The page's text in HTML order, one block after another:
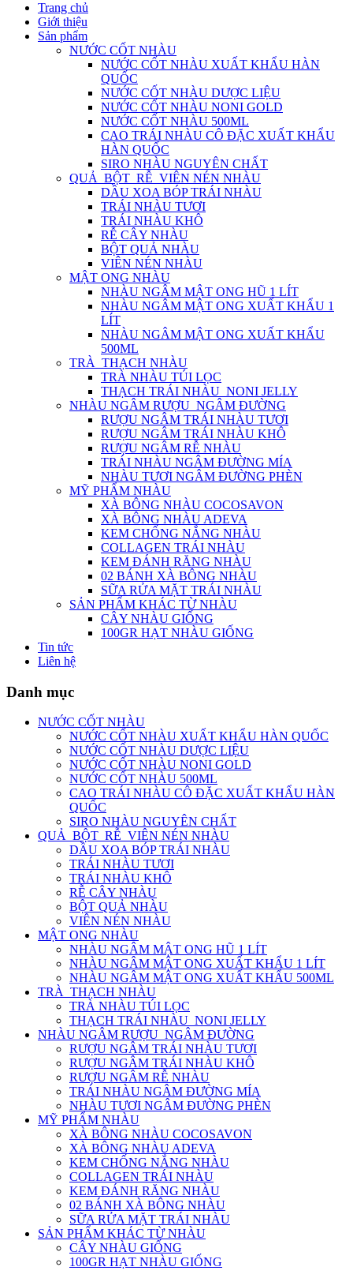
Trang chủ
Giới thiệu
Sản phẩm
NƯỚC CỐT NHÀU
NƯỚC CỐT NHÀU XUẤT KHẨU HÀN
QUỐC
NƯỚC CỐT NHÀU DƯỢC LIỆU
NƯỚC CỐT NHÀU NONI GOLD
NƯỚC CỐT NHÀU 500ML
CAO TRÁI NHÀU CÔ ĐẶC XUẤT KHẨU
HÀN QUỐC
SIRO NHÀU NGUYÊN CHẤT
QUẢ_BỘT_RỄ_VIÊN NÉN NHÀU
DẦU XOA BÓP TRÁI NHÀU
TRÁI NHÀU TƯƠI
TRÁI NHÀU KHÔ
RỄ CÂY NHÀU
BỘT QUẢ NHÀU
VIÊN NÉN NHÀU
MẬT ONG NHÀU
NHÀU NGÂM MẬT ONG HŨ 1 LÍT
NHÀU NGÂM MẬT ONG XUẤT KHẨU 1
LÍT
NHÀU NGÂM MẬT ONG XUẤT KHẨU
500ML
TRÀ_THẠCH NHÀU
TRÀ NHÀU TÚI LỌC
THẠCH TRÁI NHÀU_NONI JELLY
NHÀU NGÂM RƯỢU_NGÂM ĐƯỜNG
RƯỢU NGÂM TRÁI NHÀU TƯƠI
RƯỢU NGÂM TRÁI NHÀU KHÔ
RƯỢU NGÂM RỄ NHÀU
TRÁI NHÀU NGÂM ĐƯỜNG MÍA
NHÀU TƯƠI NGÂM ĐƯỜNG PHÈN
MỸ PHẨM NHÀU
XÀ BÔNG NHÀU COCOSAVON
XÀ BÔNG NHÀU ADEVA
KEM CHỐNG NẮNG NHÀU
COLLAGEN TRÁI NHÀU
KEM ĐÁNH RĂNG NHÀU
02 BÁNH XÀ BÔNG NHÀU
SỮA RỬA MẶT TRÁI NHÀU
SẢN PHẨM KHÁC TỪ NHÀU
CÂY NHÀU GIỐNG
100GR HẠT NHÀU GIỐNG
Tin tức
Liên hệ
Danh mục
NƯỚC CỐT NHÀU
NƯỚC CỐT NHÀU XUẤT KHẨU HÀN QUỐC
NƯỚC CỐT NHÀU DƯỢC LIỆU
NƯỚC CỐT NHÀU NONI GOLD
NƯỚC CỐT NHÀU 500ML
CAO TRÁI NHÀU CÔ ĐẶC XUẤT KHẨU HÀN
QUỐC
SIRO NHÀU NGUYÊN CHẤT
QUẢ_BỘT_RỄ_VIÊN NÉN NHÀU
DẦU XOA BÓP TRÁI NHÀU
TRÁI NHÀU TƯƠI
TRÁI NHÀU KHÔ
RỄ CÂY NHÀU
BỘT QUẢ NHÀU
VIÊN NÉN NHÀU
MẬT ONG NHÀU
NHÀU NGÂM MẬT ONG HŨ 1 LÍT
NHÀU NGÂM MẬT ONG XUẤT KHẨU 1 LÍT
NHÀU NGÂM MẬT ONG XUẤT KHẨU 500ML
TRÀ_THẠCH NHÀU
TRÀ NHÀU TÚI LỌC
THẠCH TRÁI NHÀU_NONI JELLY
NHÀU NGÂM RƯỢU_NGÂM ĐƯỜNG
RƯỢU NGÂM TRÁI NHÀU TƯƠI
RƯỢU NGÂM TRÁI NHÀU KHÔ
RƯỢU NGÂM RỄ NHÀU
TRÁI NHÀU NGÂM ĐƯỜNG MÍA
NHÀU TƯƠI NGÂM ĐƯỜNG PHÈN
MỸ PHẨM NHÀU
XÀ BÔNG NHÀU COCOSAVON
XÀ BÔNG NHÀU ADEVA
KEM CHỐNG NẮNG NHÀU
COLLAGEN TRÁI NHÀU
KEM ĐÁNH RĂNG NHÀU
02 BÁNH XÀ BÔNG NHÀU
SỮA RỬA MẶT TRÁI NHÀU
SẢN PHẨM KHÁC TỪ NHÀU
CÂY NHÀU GIỐNG
100GR HẠT NHÀU GIỐNG